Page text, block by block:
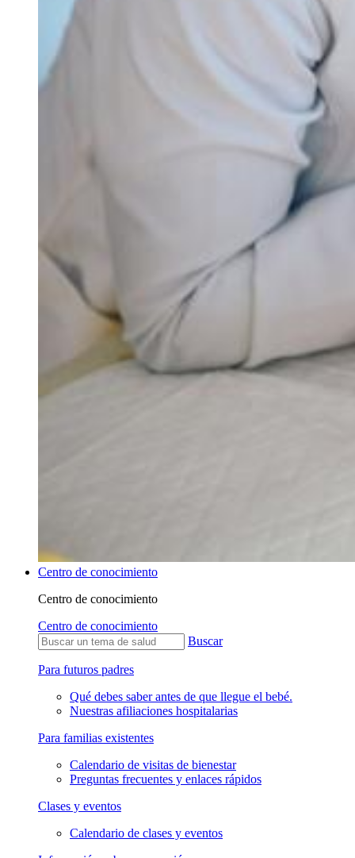
Centro de conocimiento
Centro de conocimiento
Centro de conocimiento
Buscar
Para futuros padres
Qué debes saber antes de que llegue el bebé.
Nuestras afiliaciones hospitalarias
Para familias existentes
Calendario de visitas de bienestar
Preguntas frecuentes y enlaces rápidos
Clases y eventos
Calendario de clases y eventos